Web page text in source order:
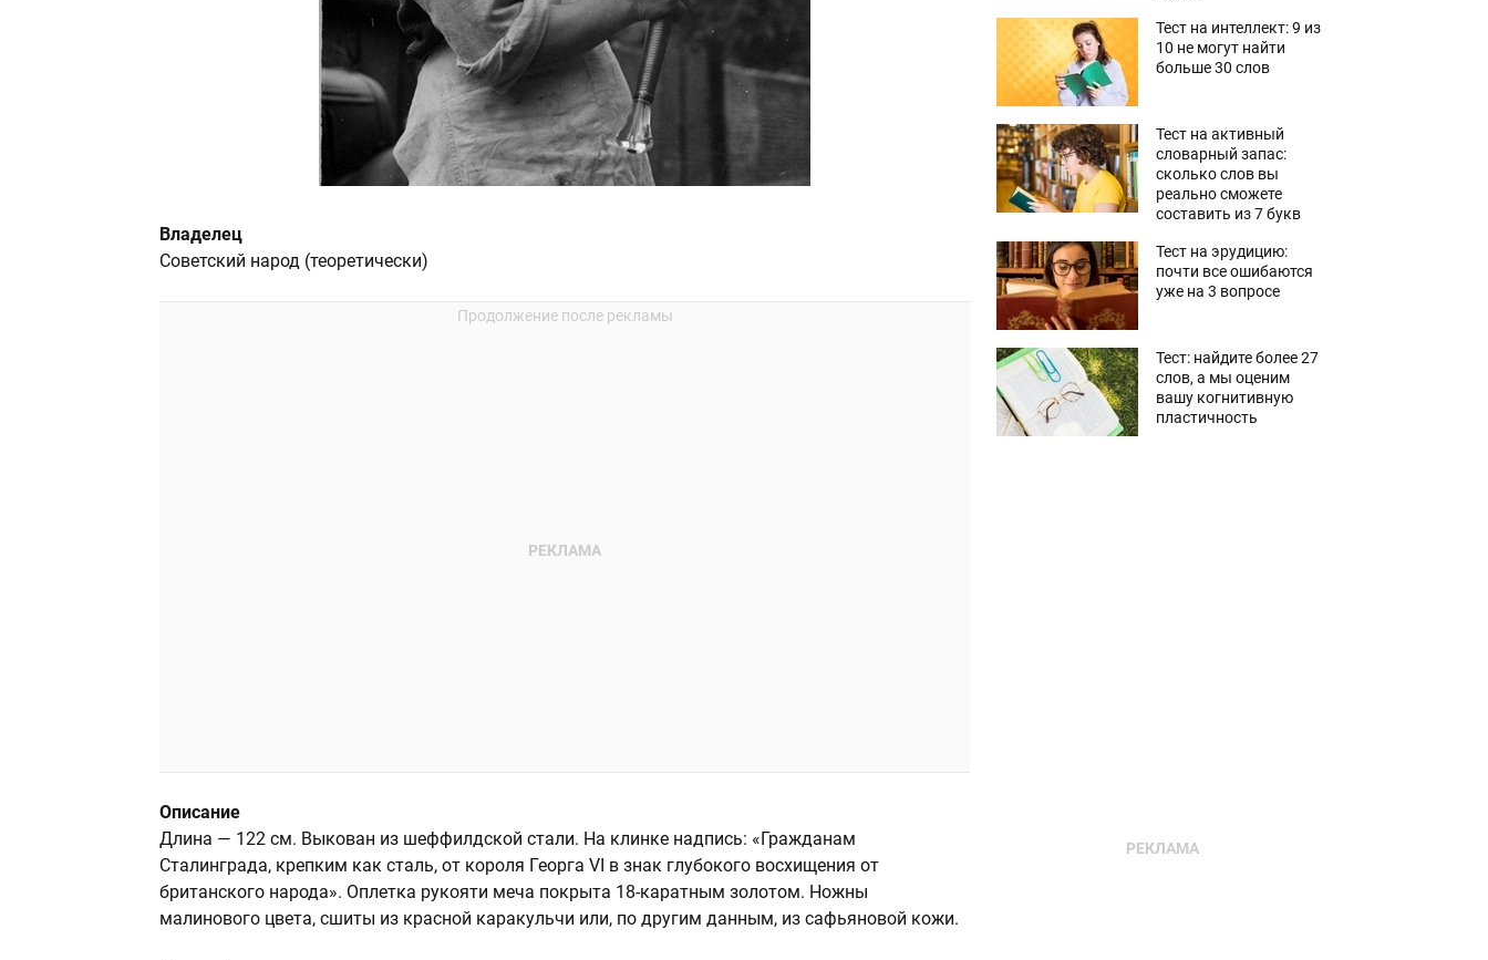
Владелец
Советский народ (теоретически)
Описание
Длина — 122 см. Выкован из шеффилдской стали. На клинке надпись: «Гражданам
Сталинграда, крепким как сталь, от короля Георга VI в знак глубокого восхищения от
британского народа». Оплетка рукояти меча покрыта 18-каратным золотом. Ножны
малинового цвета, сшиты из красной каракульчи или, по другим данным, из сафьяновой кожи.
Тест на интеллект: 9 из
10 не могут найти
больше 30 слов
Тест на активный
словарный запас:
сколько слов вы
реально сможете
составить из 7 букв
Тест на эрудицию:
почти все ошибаются
уже на 3 вопросе
Тест: найдите более 27
слов, а мы оценим
вашу когнитивную
пластичность